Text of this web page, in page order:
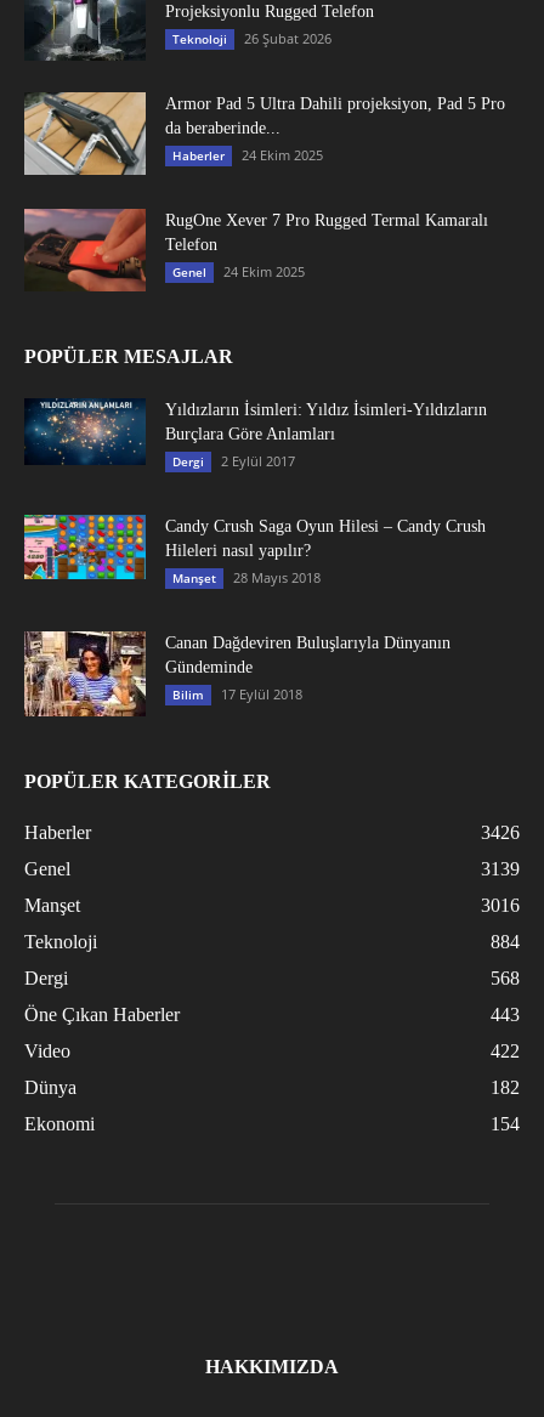
Projeksiyonlu Rugged Telefon
Teknoloji 26 Şubat 2026
Armor Pad 5 Ultra Dahili projeksiyon, Pad 5 Pro
da beraberinde...
Haberler 24 Ekim 2025
RugOne Xever 7 Pro Rugged Termal Kamaralı
Telefon
Genel 24 Ekim 2025
POPÜLER MESAJLAR
Yıldızların İsimleri: Yıldız İsimleri-Yıldızların
Burçlara Göre Anlamları
Dergi 2 Eylül 2017
Candy Crush Saga Oyun Hilesi – Candy Crush
Hileleri nasıl yapılır?
Manşet 28 Mayıs 2018
Canan Dağdeviren Buluşlarıyla Dünyanın
Gündeminde
Bilim 17 Eylül 2018
POPÜLER KATEGORİLER
Haberler
3426
Genel
3139
Manşet
3016
Teknoloji
884
Dergi
568
Öne Çıkan Haberler
443
Video
422
Dünya
182
Ekonomi
154
HAKKIMIZDA